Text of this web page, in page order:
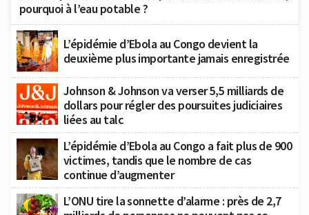
pourquoi à l’eau potable ?
L’épidémie d’Ebola au Congo devient la
deuxième plus importante jamais enregistrée
Johnson & Johnson va verser 5,5 milliards de
dollars pour régler des poursuites judiciaires
liées au talc
L’épidémie d’Ebola au Congo a fait plus de 900
victimes, tandis que le nombre de cas
continue d’augmenter
L’ONU tire la sonnette d’alarme : près de 2,7